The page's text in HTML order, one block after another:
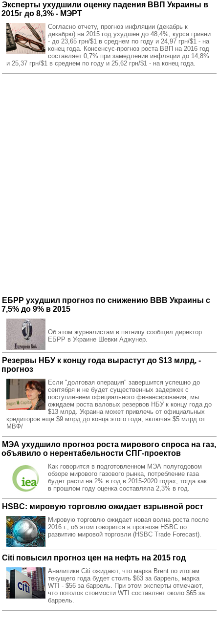
Эксперты ухудшили оценку падения ВВП Украины в
2015г до 8,3% - МЭРТ
Согласно отчету, прогноз инфляции (декабрь к
декабрю) на 2015 год ухудшен до 48,4%, курса гривни
- до 23,65 грн/$1 в среднем по году и 24,97 грн/$1 - на
конец года. Консенсус-прогноз роста ВВП на 2016 год
составляет 0,7% при замедлении инфляции до 14,8%
и 25,37 грн/$1 в среднем по году и 25,62 грн/$1 - на конец года.
ЕБРР ухудшил прогноз по снижению ВВВ Украины с
7,5% до 9% в 2015
Об этом журналистам в пятницу сообщил директор
ЕБРР в Украине Шевки Аджунер.
Резервы НБУ к концу года вырастут до $13 млрд, -
прогноз
Если "долговая операция" завершится успешно до
сентября и не будет существенных задержек с
поступлением официального финансирования, мы
ожидаем роста валовых резервов НБУ к концу года до
$13 млрд. Украина может привлечь от официальных
кредиторов еще $9 млрд до конца этого года, включая $5 млрд от
МВФ/
МЭА ухудшило прогноз роста мирового спроса на газ,
объявило о нерентабельности СПГ-проектов
Как говорится в подготовленном МЭА полугодовом
обзоре мирового газового рынка, потребление газа
будет расти на 2% в год в 2015-2020 годах, тогда как
в прошлом году оценка составляла 2,3% в год.
HSBC: мировую торговлю ожидает взрывной рост
Мировую торговлю ожидает новая волна роста после
2016 г., об этом говорится в прогнозе HSBC по
развитию мировой торговли (HSBC Trade Forecast).
Citi повысил прогноз цен на нефть на 2015 год
Аналитики Citi ожидают, что марка Brent по итогам
текущего года будет стоить $63 за баррель, марка
WTI - $56 за баррель. При этом эксперты отмечают,
что потолок стоимости WTI составляет около $65 за
баррель.